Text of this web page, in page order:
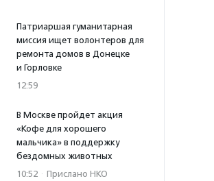
Патриаршая гуманитарная
миссия ищет волонтеров для
ремонта домов в Донецке
и Горловке
12:59
В Москве пройдет акция
«Кофе для хорошего
мальчика» в поддержку
бездомных животных
10:52 · Прислано НКО